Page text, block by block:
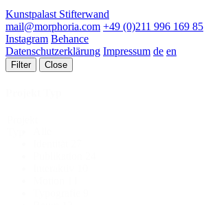
Kunstpalast Stifterwand
mail@morphoria.com +49 (0)211 996 169 85
Instagram Behance
Datenschutzerklärung Impressum de en
Filter Close